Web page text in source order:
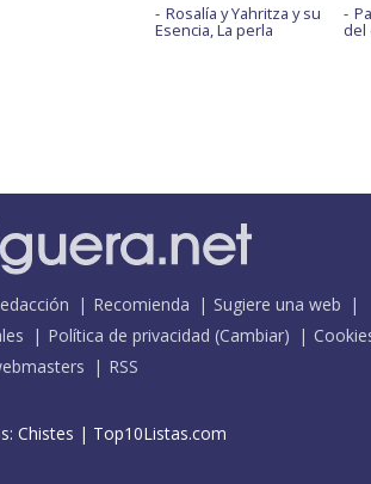
Rosalía y Yahritza y su
Esencia, La perla del
Recomienda
Sugiere una web
Política de privacidad (Cambiar)
RSS
Chistes | Top10Listas.com